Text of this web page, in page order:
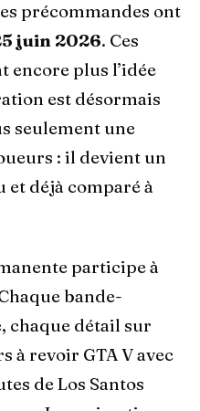
précommandes ont
juin 2026. Ces
plus l’idée
est désormais
seulement une
: il devient un
déjà comparé à
participe à
bande-
chaque détail sur
à revoir GTA V avec
de Los Santos